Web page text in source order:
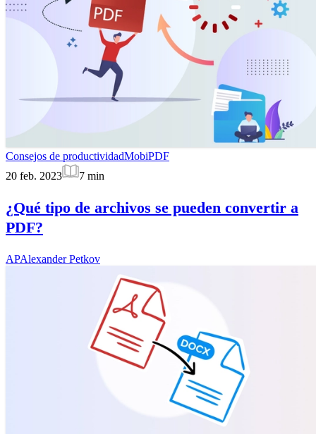
Consejos de productividadMobiPDF
20 feb. 2023
7 min
¿Qué tipo de archivos se pueden convertir a
PDF?
APAlexander Petkov